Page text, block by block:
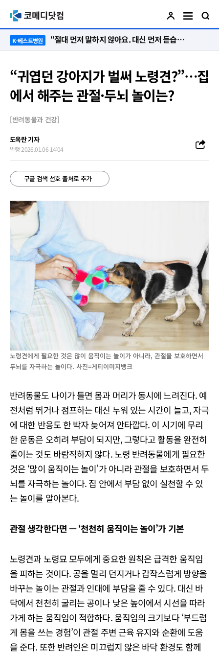
K-베스트병원 “절대 먼저 말하지 않아요. 대신 먼저 듣습니다”
“귀엽던 강아지가 벌써 노령견?”…집
에서 해주는 관절·두뇌 놀이는?
[반려동물과 건강]
도옥란 기자
발행 2026.01.06 14:04
구글 검색 선호 출처로 추가
노령견에게 필요한 것은 많이 움직이는 놀이가 아니라, 관절을 보호하면서
두뇌를 자극하는 놀이다. 사진=게티이미지뱅크
반려동물도 나이가 들면 몸과 머리가 동시에 느려진다. 예
전처럼 뛰거나 점프하는 대신 누워 있는 시간이 늘고, 자극
에 대한 반응도 한 박자 늦어져 안타깝다. 이 시기에 무리
한 운동은 오히려 부담이 되지만, 그렇다고 활동을 완전히
줄이는 것도 바람직하지 않다. 노령 반려동물에게 필요한
것은 ‘많이 움직이는 놀이’가 아니라 관절을 보호하면서 두
뇌를 자극하는 놀이다. 집 안에서 부담 없이 실천할 수 있
는 놀이를 알아본다.
관절생각한다면 — ‘천천히 움직이는놀이’가기본
노령견과 노령묘 모두에게 중요한 원칙은 급격한 움직임
을 피하는 것이다. 공을 멀리 던지거나 갑작스럽게 방향을
바꾸는 놀이는 관절과 인대에 부담을 줄 수 있다. 대신 바
닥에서 천천히 굴리는 공이나 낮은 높이에서 시선을 따라
가게 하는 움직임이 적합하다. 움직임의 크기보다 ‘부드럽
게 몸을 쓰는 경험’이 관절 주변 근육 유지와 순환에 도움
을 준다. 또한 반려인은 미끄럽지 않은 바닥 환경도 함께